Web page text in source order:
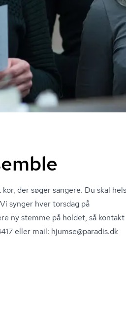
der søger sangere. Du skal
synger hver torsdag på
ny stemme på holdet, så kontakt
eller mail: hjumse@paradis.dk